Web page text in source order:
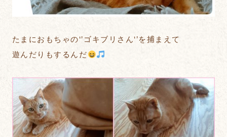
たまにおもちゃの‘’ゴキブリさん‘’を捕まえて
遊んだりもするんだ